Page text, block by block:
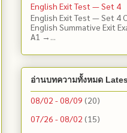
English Exit Test — Set 4
English Exit Test — Set 4
English Summative Exit
A1 →...
อ่านบทความทั้งหมด
08/02 - 08/09 (20)
07/26 - 08/02 (15)